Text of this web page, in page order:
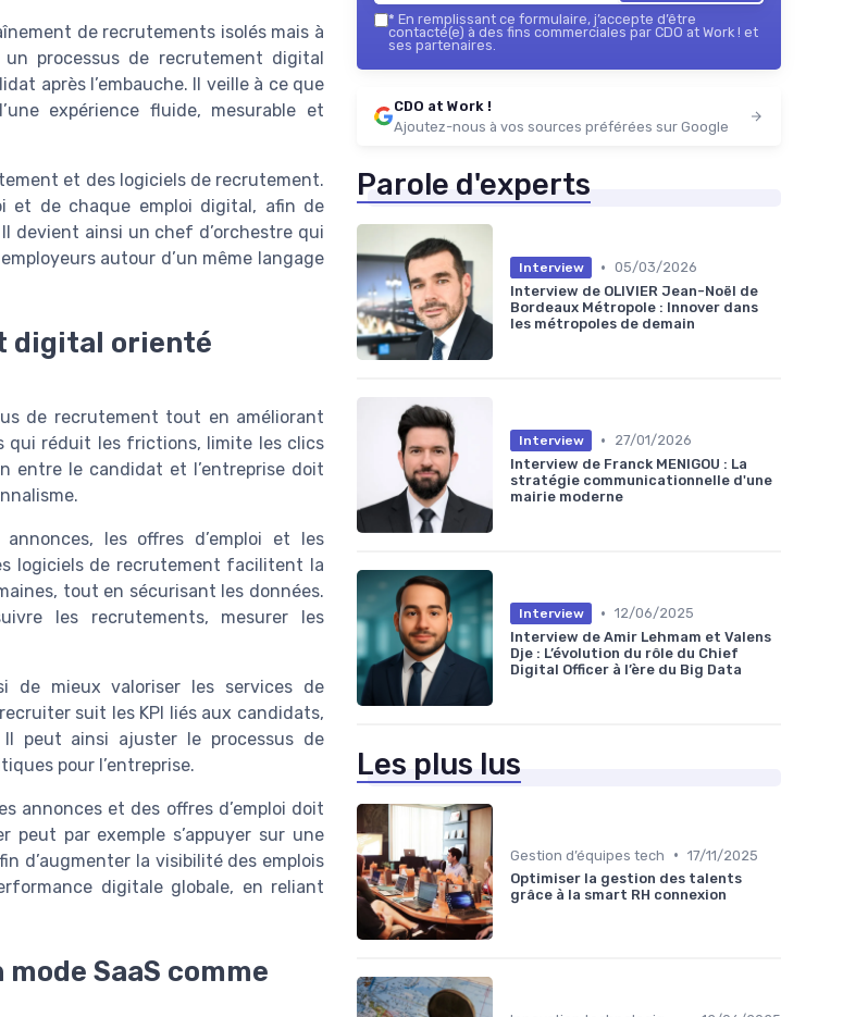
de recrutements isolés mais à
processus de recrutement digital
après l’embauche. Il veille à ce que
expérience fluide, mesurable et
et des logiciels de recrutement.
et de chaque emploi digital, afin de
devient ainsi un chef d’orchestre qui
autour d’un même langage
digital orienté
de recrutement tout en améliorant
qui réduit les frictions, limite les clics
entre le candidat et l’entreprise doit
les offres d’emploi et les
logiciels de recrutement facilitent la
tout en sécurisant les données.
les recrutements, mesurer les
de mieux valoriser les services de
suit les KPI liés aux candidats,
peut ainsi ajuster le processus de
pour l’entreprise.
annonces et des offres d’emploi doit
peut par exemple s’appuyer sur une
d’augmenter la visibilité des emplois
digitale globale, en reliant
SaaS comme
* En remplissant ce formulaire, j’accepte d’être
contacté(e) à des fins commerciales par CDO at Work ! et
ses partenaires.
CDO at Work !
Ajoutez-nous à vos sources préférées sur Google
Parole d'experts
Interview • 05/03/2026
Interview de OLIVIER Jean-Noël de
Bordeaux Métropole : Innover dans
les métropoles de demain
Interview •
27/01/2026
Interview de Franck MENIGOU : La
stratégie communicationnelle d'une
mairie moderne
Interview • 12/06/2025
Interview de Amir Lehmam et Valens
Dje : L’évolution du rôle du Chief
Digital Officer à l’ère du Big Data
Les plus lus
Gestion d’équipes tech • 17/11/2025
Optimiser la gestion des talents
grâce à la smart RH connexion